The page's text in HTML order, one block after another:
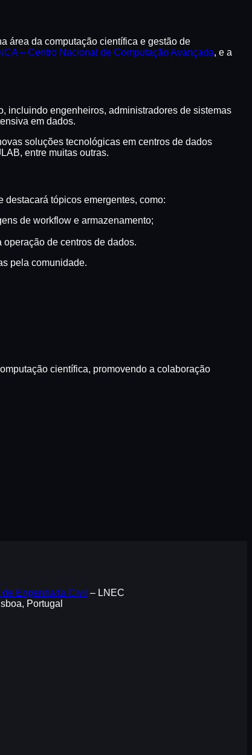
área da computação científica e gestão de
– Centro Nacional de Computação Avançada, e a
incluindo engenheiros, administradores de sistemas
em dados.
soluções tecnológicas em centros de dados
entre muitas outras.
tópicos emergentes, como:
de workflow e armazenamento;
de centros de dados.
pela comunidade.
científica, promovendo a colaboração
Engenharia Civil – LNEC
Portugal